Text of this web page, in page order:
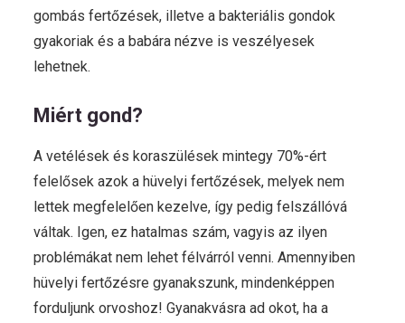
gombás fertőzések, illetve a bakteriális gondok
gyakoriak és a babára nézve is veszélyesek
lehetnek.
Miért gond?
A vetélések és koraszülések mintegy 70%-ért
felelősek azok a hüvelyi fertőzések, melyek nem
lettek megfelelően kezelve, így pedig felszállóvá
váltak. Igen, ez hatalmas szám, vagyis az ilyen
problémákat nem lehet félvárról venni. Amennyiben
hüvelyi fertőzésre gyanakszunk, mindenképpen
forduljunk orvoshoz! Gyanakvásra ad okot, ha a